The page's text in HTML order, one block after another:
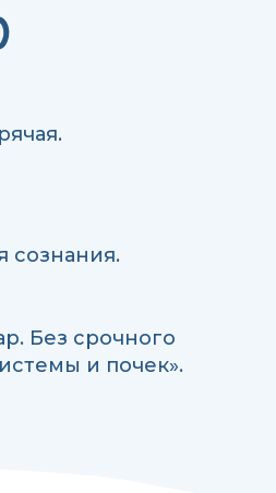
сознания.
Без срочного
и почек».